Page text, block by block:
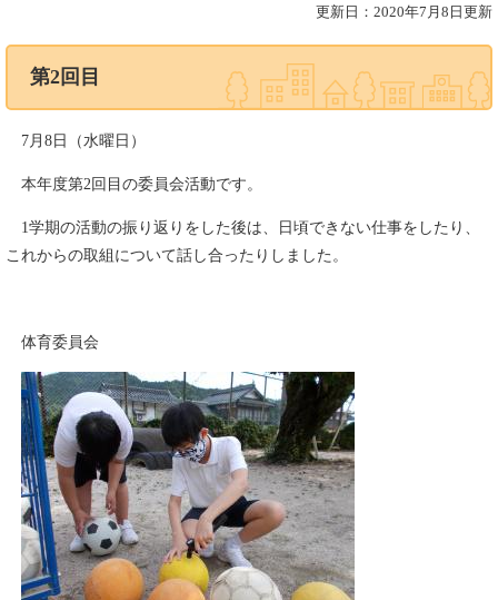
更新日：2020年7月8日更新
第2回目
7月8日（水曜日）
本年度第2回目の委員会活動です。
1学期の活動の振り返りをした後は、日頃できない仕事をしたり、
これからの取組について話し合ったりしました。
体育委員会